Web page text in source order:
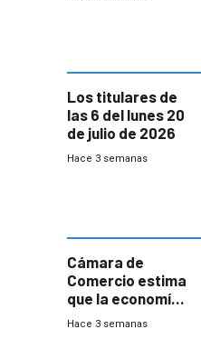
Los titulares de
las 6 del lunes 20
de julio de 2026
Hace 3 semanas
Cámara de
Comercio estima
que la economía
crecerá 1,6%
Hace 3 semanas